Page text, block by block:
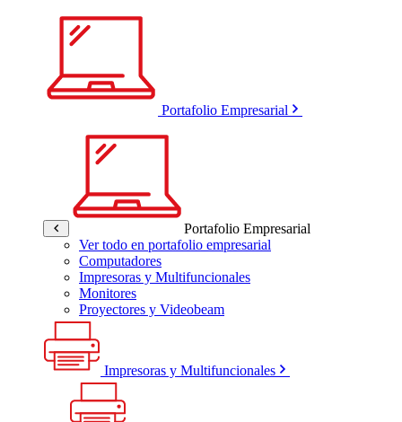
Portafolio Empresarial
Portafolio Empresarial
Ver todo en portafolio empresarial
Computadores
Impresoras y Multifuncionales
Monitores
Proyectores y Videobeam
Impresoras y Multifuncionales